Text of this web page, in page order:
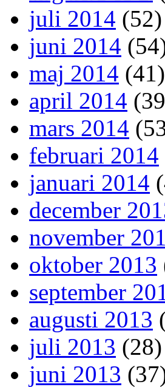
juli 2014 (52)
juni 2014
maj 2014 (41)
april 2014
mars 2014
februari 2014
januari 2014
december
november
oktober 2013
september
augusti 2013
juli 2013 (28)
juni 2013